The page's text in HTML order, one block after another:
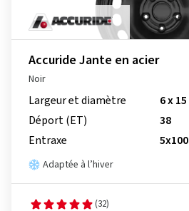
Accuride Jante en acier
Noir
Largeur et diamètre
6 x 15
Déport (ET)
38
Entraxe
5x100
Adaptée à l’hiver
(32)